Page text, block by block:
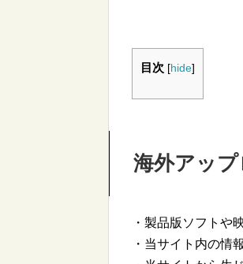
目次 [hide]
海外アッ
・製品版ソフトや
・当サイト内の情